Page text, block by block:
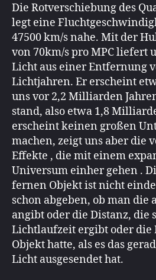
Die Rotverschiebung des
legt eine
47500 km/s nahe. Mit der
von 70km/s pro MPC liefert
Licht aus einer Entfernung
Lichtjahren. Er erscheint
uns vor 2,2 Milliarden
stand, also etwa 1,8
erscheint keinen großen
machen, zeigt uns aber die
Effekte , die mit einem
Universum einher gehen .
fernen Objekt ist nicht
schon abgeben, ob man die
angibt oder die Distanz, die
Lichtlaufzeit ergibt oder die
Objekt hatte, als es das
Licht ausgesendet hat.